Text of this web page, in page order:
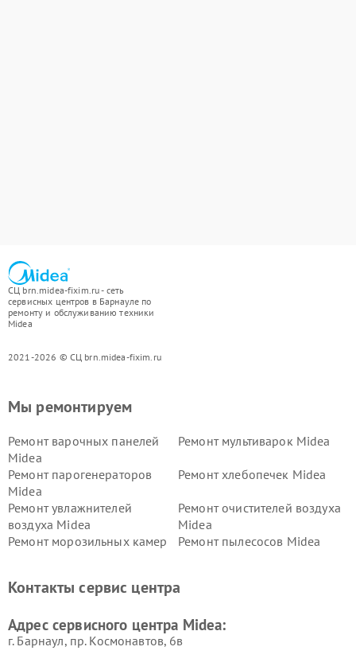
СЦ brn.midea-fixim.ru - сеть
сервисных центров в Барнауле по
ремонту и обслуживанию техники
Midea
2021-2026 © СЦ brn.midea-fixim.ru
Мы ремонтируем
Ремонт варочных панелей
Midea
Ремонт мультиварок Midea
Ремонт парогенераторов
Midea
Ремонт хлебопечек Midea
Ремонт увлажнителей
воздуха Midea
Ремонт очистителей воздуха
Midea
Ремонт морозильных камер
Ремонт пылесосов Midea
пылесосов Midea
Midea
Контакты сервис центра
Адрес сервисного центра Midea:
г. Барнаул, ​пр. Космонавтов, 6в